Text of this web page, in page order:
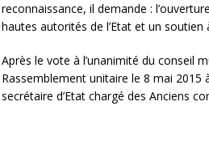
reconnaissance, il demande :
hautes autorités de l’Etat et un
Après le vote à l’unanimité du conseil
Rassemblement unitaire le 8 mai 2015
secrétaire d’Etat chargé des Anciens